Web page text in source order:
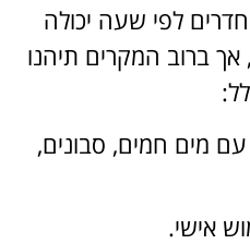
לפי שעה יכולה
ברוב המקרים תיהנו
מים חמים, סבונים,
אישי.